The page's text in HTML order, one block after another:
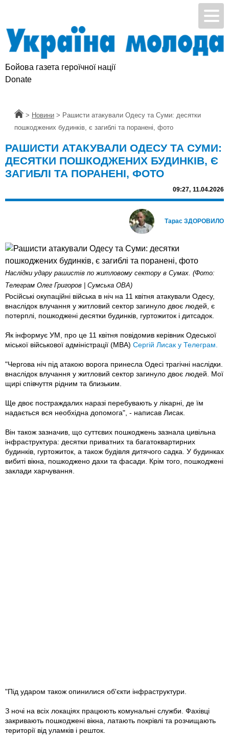
Бойова газета героїчної нації
Donate
Головна
> Новини > Рашисти атакували Одесу та Суми: десятки
пошкоджених будинків, є загиблі та поранені, фото
РАШИСТИ АТАКУВАЛИ ОДЕСУ ТА СУМИ:
ДЕСЯТКИ ПОШКОДЖЕНИХ БУДИНКІВ, Є
ЗАГИБЛІ ТА ПОРАНЕНІ, ФОТО
09:27, 11.04.2026
Тарас ЗДОРОВИЛО
Наслідки удару рашистів по житловому сектору в Сумах. (Фото:
Телеграм Олег Григоров | Сумська ОВА)
Російські окупаційні війська в ніч на 11 квітня атакували Одесу,
внаслідок влучання у житловий сектор загинуло двоє людей, є
потерплі, пошкоджені десятки будинків, гуртожиток і дитсадок.
Як інформує УМ, про це 11 квітня повідомив керівник Одеської
міської військової адміністрації (МВА) Сергій Лисак у Телеграм.
"Чергова ніч під атакою ворога принесла Одесі трагічні наслідки.
внаслідок влучання у житловий сектор загинуло двоє людей. Мої
щирі співчуття рідним та близьким.
Ще двоє постраждалих наразі перебувають у лікарні, де їм
надається вся необхідна допомога", - написав Лисак.
Він також зазначив, що суттєвих пошкоджень зазнала цивільна
інфраструктура: десятки приватних та багатоквартирних
будинків, гуртожиток, а також будівля дитячого садка. У будинках
вибиті вікна, пошкоджено дахи та фасади. Крім того, пошкоджені
заклади харчування.
"Під ударом також опинилися об'єкти інфраструктури.
З ночі на всіх локаціях працюють комунальні служби. Фахівці
закривають пошкоджені вікна, латають покрівлі та розчищають
території від уламків і решток.